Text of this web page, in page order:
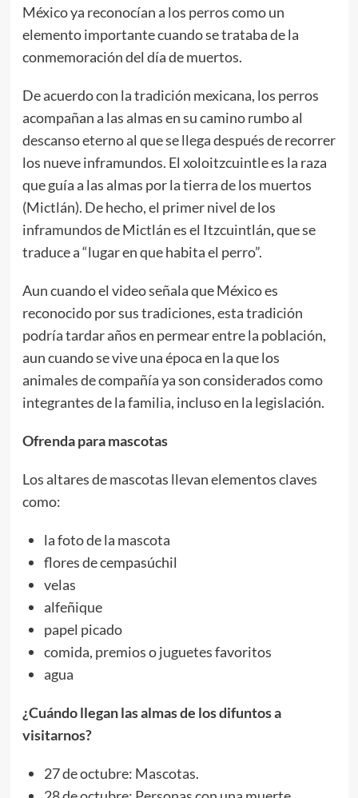
México ya reconocían a los perros como un
elemento importante cuando se trataba de la
conmemoración del día de muertos.
De acuerdo con la tradición mexicana, los perros
acompañan a las almas en su camino rumbo al
descanso eterno al que se llega después de recorrer
los nueve inframundos. El xoloitzcuintle es la raza
que guía a las almas por la tierra de los muertos
(Mictlán). De hecho, el primer nivel de los
inframundos de Mictlán es el Itzcuintlán,que se
traduce a “lugar en que habita el perro”.
Aun cuando el video señala que México es
reconocido por sus tradiciones, esta tradición
podría tardar años en permear entre la población,
aun cuando se vive una época en la que los
animales de compañía ya son considerados como
integrantes de la familia, incluso en la legislación.
Ofrenda para mascotas
Los altares de mascotas llevan elementos claves
como:
la foto de la mascota
flores de cempasúchil
velas
alfeñique
papel picado
comida, premios o juguetes favoritos
agua
¿Cuándo llegan las almas de los difuntos a
visitarnos?
27 de octubre: Mascotas.